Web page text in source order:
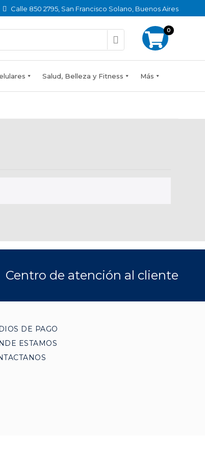
Calle 850 2795, San Francisco Solano, Buenos Aires
0
Salud, Belleza y Fitness Más
Centro de atención al cliente
DE PAGO
ESTAMOS